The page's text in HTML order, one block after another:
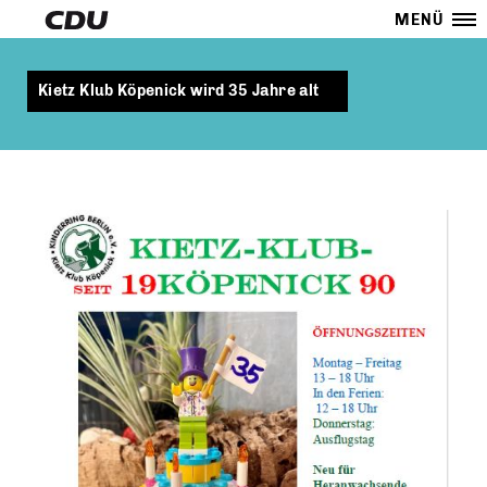
MENÜ
Kietz Klub Köpenick wird 35 Jahre alt